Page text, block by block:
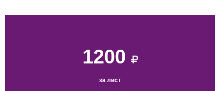
1200
за лист